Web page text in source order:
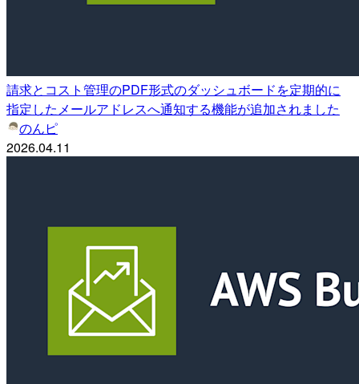
請求とコスト管理のPDF形式のダッシュボードを定期的に
指定したメールアドレスへ通知する機能が追加されました
のんピ
2026.04.11